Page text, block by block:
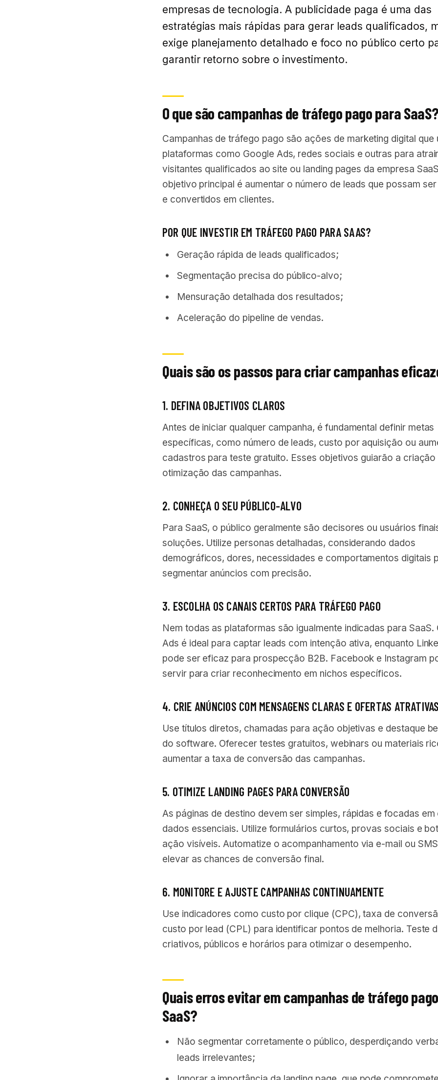
empresas de tecnologia. A publicidade paga é uma das
estratégias mais rápidas para gerar leads qualificados,
exige planejamento detalhado e foco no público certo
garantir retorno sobre o investimento.
O que são campanhas de tráfego pago para
Campanhas de tráfego pago são ações de marketing digital que
plataformas como Google Ads, redes sociais e outras para
visitantes qualificados ao site ou landing pages da empresa
objetivo principal é aumentar o número de leads que possam
e convertidos em clientes.
POR QUE INVESTIR EM TRÁFEGO PAGO PARA SAAS?
Geração rápida de leads qualificados;
Segmentação precisa do público-alvo;
Mensuração detalhada dos resultados;
Aceleração do pipeline de vendas.
Quais são os passos para criar campanhas
1. DEFINA OBJETIVOS CLAROS
Antes de iniciar qualquer campanha, é fundamental definir metas
específicas, como número de leads, custo por aquisição ou
cadastros para teste gratuito. Esses objetivos guiarão a criação
otimização das campanhas.
2. CONHEÇA O SEU PÚBLICO-ALVO
Para SaaS, o público geralmente são decisores ou usuários
soluções. Utilize personas detalhadas, considerando dados
demográficos, dores, necessidades e comportamentos digitais
segmentar anúncios com precisão.
3. ESCOLHA OS CANAIS CERTOS PARA TRÁFEGO PAGO
Nem todas as plataformas são igualmente indicadas para SaaS.
Ads é ideal para captar leads com intenção ativa, enquanto
pode ser eficaz para prospecção B2B. Facebook e Instagram
servir para criar reconhecimento em nichos específicos.
4. CRIE ANÚNCIOS COM MENSAGENS CLARAS E OFERTAS
Use títulos diretos, chamadas para ação objetivas e destaque
do software. Oferecer testes gratuitos, webinars ou materiais
aumentar a taxa de conversão das campanhas.
5. OTIMIZE LANDING PAGES PARA CONVERSÃO
As páginas de destino devem ser simples, rápidas e focadas
dados essenciais. Utilize formulários curtos, provas sociais e
ação visíveis. Automatize o acompanhamento via e-mail ou
elevar as chances de conversão final.
6. MONITORE E AJUSTE CAMPANHAS CONTINUAMENTE
Use indicadores como custo por clique (CPC), taxa de
custo por lead (CPL) para identificar pontos de melhoria. Teste
criativos, públicos e horários para otimizar o desempenho.
Quais erros evitar em campanhas de tráfego
SaaS?
Não segmentar corretamente o público, desperdiçando
leads irrelevantes;